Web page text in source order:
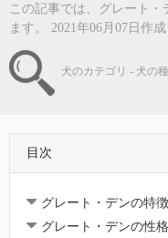
この記事では、グレート
ます。 2021年06月07日作成
犬のカテゴリ - 犬の
目次
グレート・デンの特徴
グレート・デンの性格